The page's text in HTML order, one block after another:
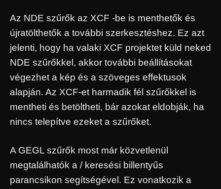
Az NDE szűrők az XCF -be is menthetők és
újratölthetők a további szerkesztéshez. Ez azt
jelenti, hogy ha valaki XCF projektet küld neked
NDE szűrőkkel, akkor további beállításokat
végezhet a kép és a szöveges effektusok
alapján. Az XCF-et harmadik fél szűrőkkel is
mentheti és betöltheti, bár azokat eldobják, ha
nincs telepítve ezeket a szűrőket.
A GEGL szűrők most már közvetlenül
megtalálhatók a / keresési billentyűs
parancsikon segítségével. Ez vonatkozik a